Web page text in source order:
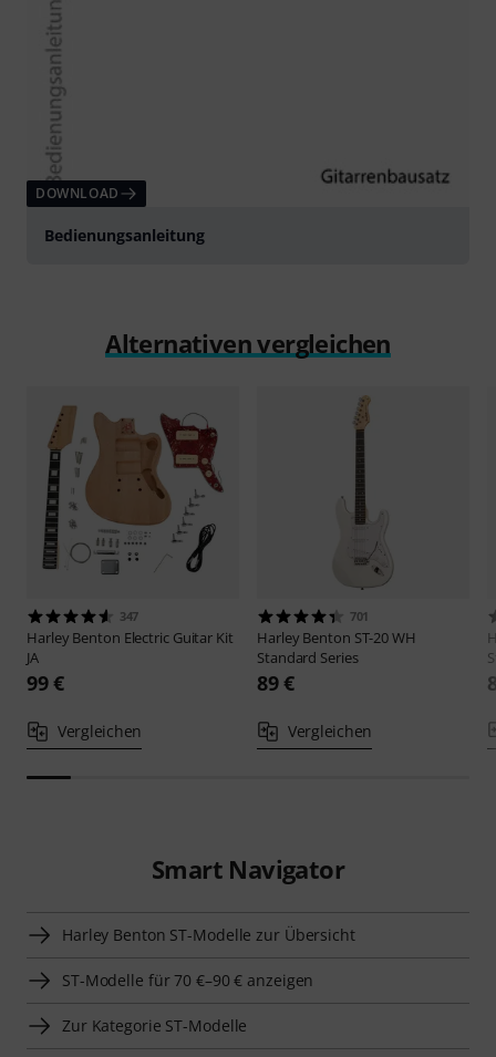
DOWNLOAD
Bedienungsanleitung
Alternativen vergleichen
347
Harley Benton Electric Guitar Kit
JA
99 €
Vergleichen
701
Harley Benton ST-20 WH
Standard Series
89 €
Vergleichen
Smart Navigator
Harley Benton ST-Modelle zur Übersicht
ST-Modelle für 70 €–90 € anzeigen
Zur Kategorie ST-Modelle